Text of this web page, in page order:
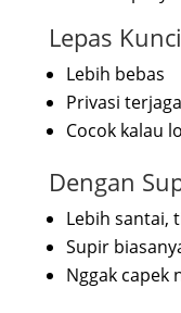
Lepas Kunci
Lebih bebas
Privasi terjaga
Cocok kalau
Dengan
Lebih santai,
Supir
Nggak capek